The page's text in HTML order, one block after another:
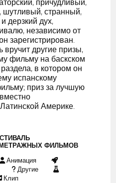
причудливый,
шутливый, странный,
дерзкий дух,
независимо от
зарегистрирован.
вручит другие призы,
фильму на баскском
в котором он
испанскому
приз за лучшую
Америке.
ФИЛЬМОВ
Анимация
Другие
Клип